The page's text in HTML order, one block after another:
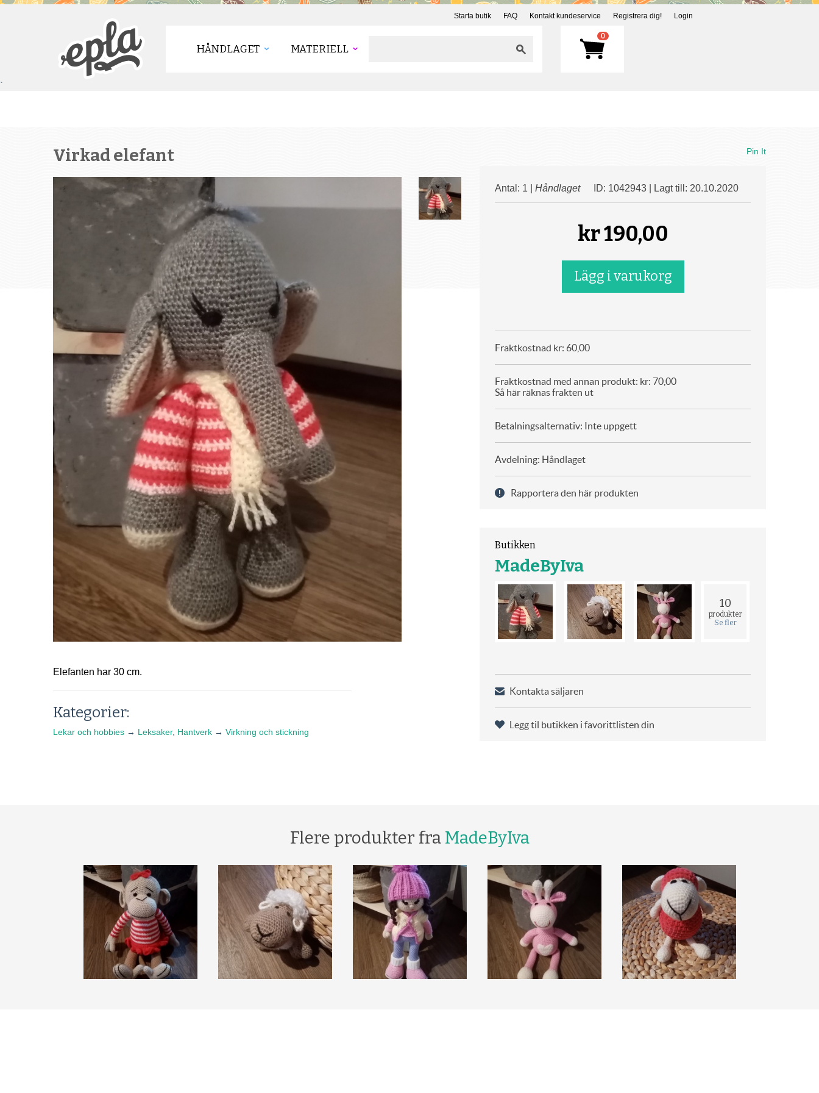
Starta butik FAQ Kontakt kundeservice Registrera dig! Login
HÅNDLAGET MATERIELL
0
`
Virkad elefant
Elefanten har 30 cm.
Kategorier:
Lekar och hobbies → Leksaker, Hantverk → Virkning och stickning
Pin It
Antal: 1 | Håndlaget ID: 1042943 | Lagt till: 20.10.2020
kr190,00
Fraktkostnad kr: 60,00
Fraktkostnad med annan produkt: kr: 70,00
Så här räknas frakten ut
Betalningsalternativ: Inte uppgett
Avdelning: Håndlaget
Rapportera den här produkten
Butikken
MadeByIva
10
produkter
Se fler
Kontakta säljaren
Legg til butikken i favorittlisten din
Flere produkter fra MadeByIva